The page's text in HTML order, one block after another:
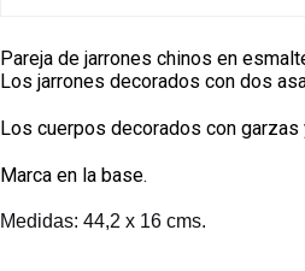
Pareja de jarrones chinos en
Los jarrones decorados con dos
Los cuerpos decorados con
Marca en la base.
Medidas: 44,2 x 16 cms.